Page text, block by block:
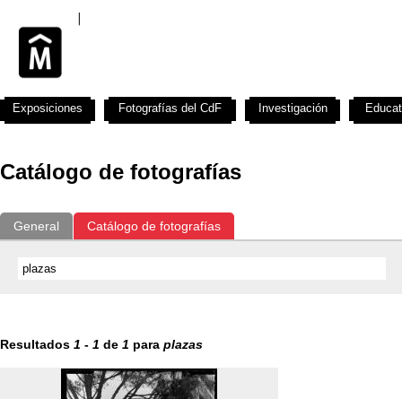
Catálogo de fotografías
General Catálogo de fotografías
Resultados 1 - 1 de 1 para plazas
Exposiciones Fotografías del CdF Investigación